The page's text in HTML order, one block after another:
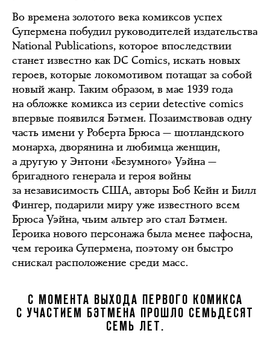
Во времена золотого века комиксов успех
Супермена побудил руководителей издательства
National Publications, которое впоследствии
станет известно как DC Comics, искать новых
героев, которые локомотивом потащат за собой
новый жанр. Таким образом, в мае 1939 года
на обложке комикса из серии detective comics
впервые появился Бэтмен. Позаимствовав одну
часть имени у Роберта Брюса — шотландского
монарха, дворянина и любимца женщин,
а другую у Энтони «Безумного» Уэйна —
бригадного генерала и героя войны
за независимость США, авторы Боб Кейн и Билл
Фингер, подарили миру уже известного всем
Брюса Уэйна, чьим альтер эго стал Бэтмен.
Героика нового персонажа была менее пафосна,
чем героика Супермена, поэтому он быстро
снискал расположение среди масс.
С МОМЕНТА ВЫХОДА ПЕРВОГО КОМИКСА
С УЧАСТИЕМ БЭТМЕНА ПРОШЛО СЕМЬДЕСЯТ
СЕМЬ ЛЕТ.